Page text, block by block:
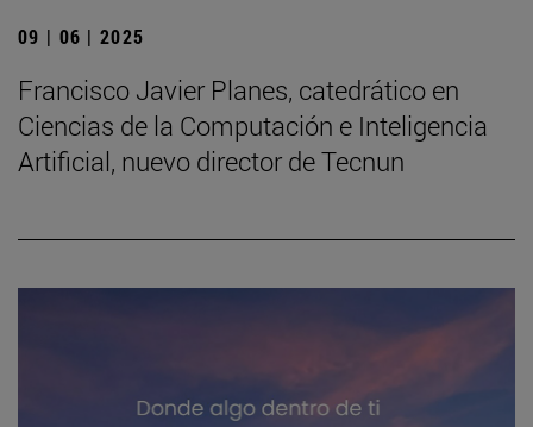
09 | 06 | 2025
Francisco Javier Planes, catedrático en
Ciencias de la Computación e Inteligencia
Artificial, nuevo director de Tecnun